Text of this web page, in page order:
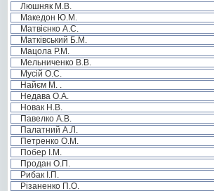
Люшняк М.В.
Македон Ю.М.
Матвієнко А.С.
Матківський Б.М.
Мацола Р.М.
Мельниченко В.В.
Мусій О.С.
Найєм М. .
Недава О.А.
Новак Н.В.
Павелко А.В.
Палатний А.Л.
Петренко О.М.
Побер І.М.
Продан О.П.
Рибак І.П.
Різаненко П.О.